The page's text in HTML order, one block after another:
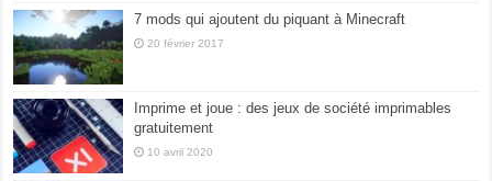
7 mods qui ajoutent du piquant à Minecraft
20 février 2017
Imprime et joue : des jeux de société imprimables
gratuitement
10 avril 2020